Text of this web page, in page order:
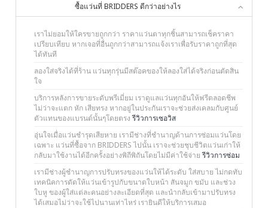
ซื้อแว่นที่ BRIDDERS ดีกว่าอย่างไร
เราไม่ยอมให้ใครขายถูกกว่า ราคาแว่นตาทุกชิ้นสามารถเช็คราคา
เปรียบเทียบ หากเจอที่อื่นถูกกว่าสามารถแจ้งเราเพื่อรับราคาถูกที่สุด
ได้ทันที
ลองใส่จริงได้ที่ร้าน แว่นทุกรุ่นมีสต๊อคของให้ลองใส่ได้จริงก่อนตัดสิน
ใจ
บริการหลังการขายระดับพรีเมี่ยม เราดูแลแว่นทุกอันให้ฟรีตลอดชีพ
ไม่ว่าจะแตก หัก เสียทรง หากอยู่ในประกันเราจะช่วยส่งเคลมกับศูนย์
ตัวแทนของแบรนด์นั้นๆโดยตรงรีวิวการเซอวิส
อุ่นใจเมื่อแว่นชำรุดเสียหาย เรามีช่างที่ชำนาญด้านการซ่อมแว่นโดย
เฉพาะ แว่นที่ซื้อจาก BRIDDERS ไปนั้น เราจะช่วยชุบชีวิตแว่นเก่าให้
กลับมาใช้งานได้อีกครั้งอย่างพิถีพิถันโดยไม่มีค่าใช้จ่ายรีวิวการซ่อม
เรามีช่างผู้ชำนาญการปรับทรงของแว่นให้ได้ระดับ ใส่สบาย ไม่กดทับ
เทคนิคการดัดให้แว่นเข้ารูปกับขนาดใบหน้า สันจมูก ขมับ และช่วง
ใบหู ของผู้ใส่แต่ละคนอย่างละเอียดที่สุด และนำกลับเข้ามาปรับทรง
ได้เสมอไม่ว่าจะใช้ไปนานเท่าไหร่ เรายินดีให้บริการเสมอ